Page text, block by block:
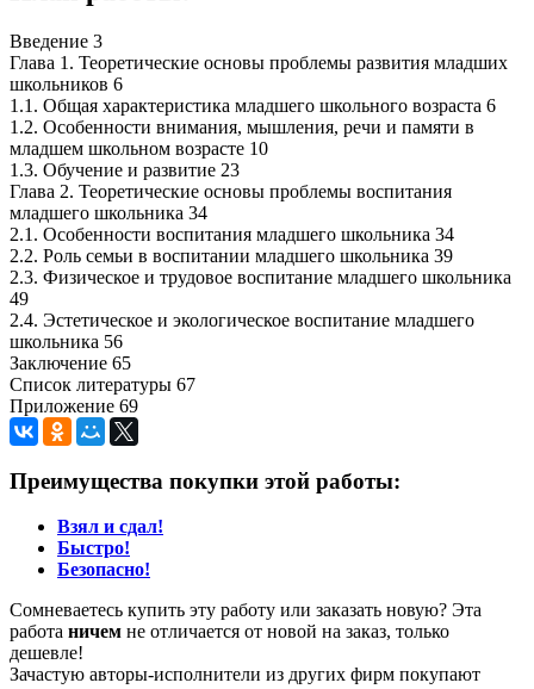
Введение 3
Глава 1. Теоретические основы проблемы развития младших
школьников 6
1.1. Общая характеристика младшего школьного возраста 6
1.2. Особенности внимания, мышления, речи и памяти в
младшем школьном возрасте 10
1.3. Обучение и развитие 23
Глава 2. Теоретические основы проблемы воспитания
младшего школьника 34
2.1. Особенности воспитания младшего школьника 34
2.2. Роль семьи в воспитании младшего школьника 39
2.3. Физическое и трудовое воспитание младшего школьника
49
2.4. Эстетическое и экологическое воспитание младшего
школьника 56
Заключение 65
Список литературы 67
Приложение 69
Преимущества покупки этой работы:
Взял и сдал!
Быстро!
Безопасно!
Сомневаетесь купить эту работу или заказать новую? Эта
работа ничем не отличается от новой на заказ, только
дешевле!
Зачастую авторы-исполнители из других фирм покупают